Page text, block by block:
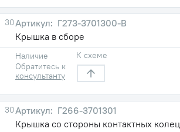
30
Г273-3701300-В
Крышка в сборе
Наличие
Обратитесь к
консультанту
К схеме
30
Г266-3701301
Крышка со стороны контактных колец